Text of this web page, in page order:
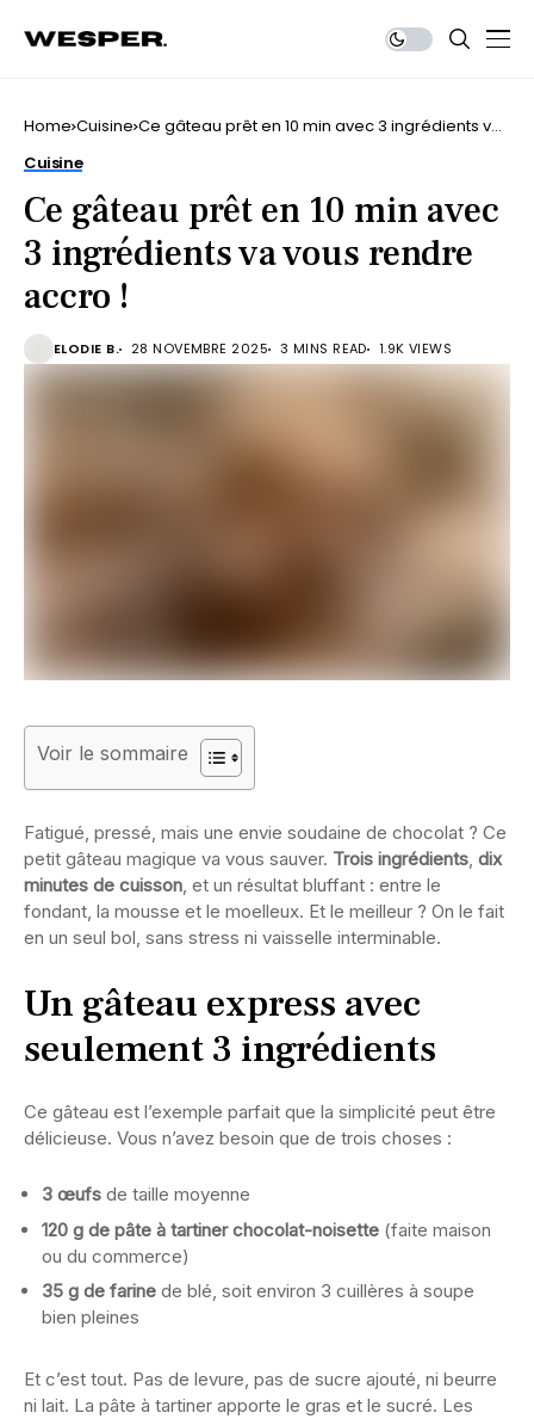
Home Cuisine Ce gâteau prêt en 10 min avec 3 ingrédients va
Cuisine
Ce gâteau prêt en 10 min avec
3 ingrédients va vous rendre
accro !
ELODIE B. 28 NOVEMBRE 2025 3 MINS READ 1.9K VIEWS
Voir le sommaire
Fatigué, pressé, mais une envie soudaine de chocolat ? Ce
petit gâteau magique va vous sauver. Trois ingrédients, dix
minutes de cuisson, et un résultat bluffant : entre le
fondant, la mousse et le moelleux. Et le meilleur ? On le fait
en un seul bol, sans stress ni vaisselle interminable.
Un gâteau express avec
seulement 3 ingrédients
Ce gâteau est l’exemple parfait que la simplicité peut être
délicieuse. Vous n’avez besoin que de trois choses :
3 œufs de taille moyenne
120 g de pâte à tartiner chocolat-noisette (faite maison
ou du commerce)
35 g de farine de blé, soit environ 3 cuillères à soupe
bien pleines
Et c’est tout. Pas de levure, pas de sucre ajouté, ni beurre
ni lait. La pâte à tartiner apporte le gras et le sucré. Les